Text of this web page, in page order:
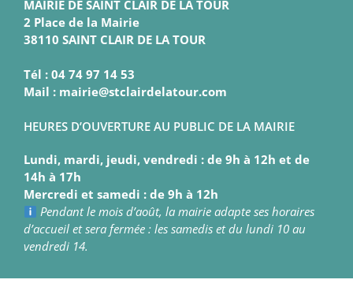
MAIRIE DE SAINT CLAIR DE LA TOUR
2 Place de la Mairie
38110 SAINT CLAIR DE LA TOUR
Tél : 04 74 97 14 53
Mail : mairie@stclairdelatour.com
HEURES D’OUVERTURE AU PUBLIC DE LA MAIRIE
Lundi, mardi, jeudi, vendredi : de 9h à 12h et de
14h à 17h
Mercredi et samedi : de 9h à 12h
Pendant le mois d’août, la mairie adapte ses horaires
d’accueil et sera fermée : les samedis et du lundi 10 au
vendredi 14.